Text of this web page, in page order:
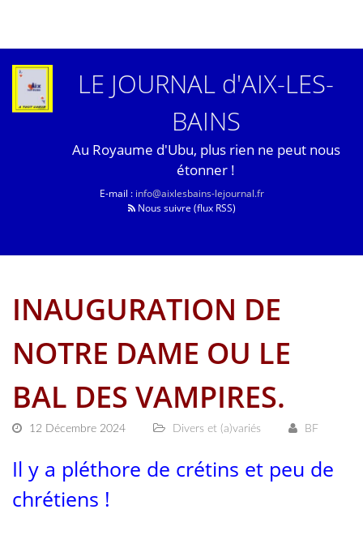
LE JOURNAL d'AIX-LES-
BAINS
Au Royaume d'Ubu, plus rien ne peut nous
étonner !
E-mail : info@aixlesbains-lejournal.fr
Nous suivre (flux RSS)
INAUGURATION DE
NOTRE DAME OU LE
BAL DES VAMPIRES.
12 Décembre 2024 Divers et (a)variés BF
Il y a pléthore de crétins et peu de
chrétiens !